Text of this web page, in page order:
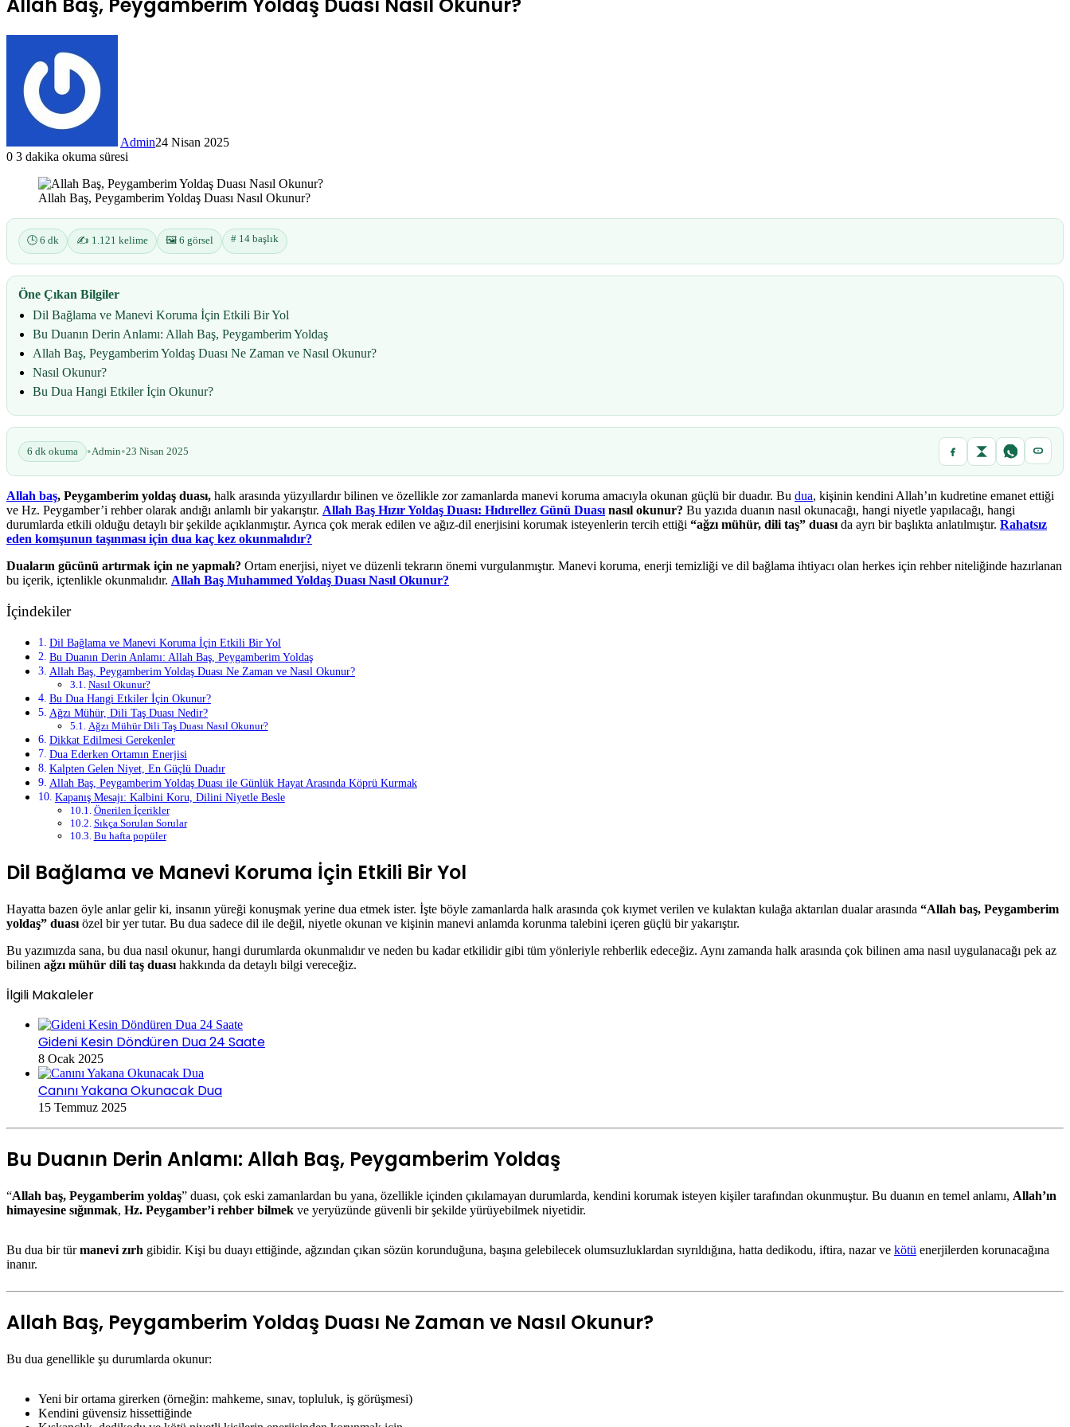
Admin24 Nisan 2025
0 3 dakika okuma süresi
Allah Baş, Peygamberim Yoldaş Duası Nasıl Okunur?
🕒 6 dk ✍️ 1.121 kelime 🖼️ 6 görsel # 14 başlık
Öne Çıkan Bilgiler
Dil Bağlama ve Manevi Koruma İçin Etkili Bir Yol
Bu Duanın Derin Anlamı: Allah Baş, Peygamberim Yoldaş
Allah Baş, Peygamberim Yoldaş Duası Ne Zaman ve Nasıl Okunur?
Nasıl Okunur?
Bu Dua Hangi Etkiler İçin Okunur?
6 dk okuma •Admin•23 Nisan 2025
Allah baş, Peygamberim yoldaş duası, halk arasında yüzyıllardır bilinen ve özellikle zor zamanlarda manevi koruma amacıyla okunan güçlü bir duadır. Bu dua, kişinin kendini Allah’ın kudretine emanet ettiği
ve Hz. Peygamber’i rehber olarak andığı anlamlı bir yakarıştır. Allah Baş Hızır Yoldaş Duası: Hıdırellez Günü Duası nasıl okunur? Bu yazıda duanın nasıl okunacağı, hangi niyetle yapılacağı, hangi
durumlarda etkili olduğu detaylı bir şekilde açıklanmıştır. Ayrıca çok merak edilen ve ağız-dil enerjisini korumak isteyenlerin tercih ettiği “ağzı mühür, dili taş” duası da ayrı bir başlıkta anlatılmıştır. Rahatsız
eden komşunun taşınması için dua kaç kez okunmalıdır?
Duaların gücünü artırmak için ne yapmalı? Ortam enerjisi, niyet ve düzenli tekrarın önemi vurgulanmıştır. Manevi koruma, enerji temizliği ve dil bağlama ihtiyacı olan herkes için rehber niteliğinde hazırlanan
bu içerik, içtenlikle okunmalıdır. Allah Baş Muhammed Yoldaş Duası Nasıl Okunur?
İçindekiler
Dil Bağlama ve Manevi Koruma İçin Etkili Bir Yol
Bu Duanın Derin Anlamı: Allah Baş, Peygamberim Yoldaş
Allah Baş, Peygamberim Yoldaş Duası Ne Zaman ve Nasıl Okunur?
Nasıl Okunur?
Bu Dua Hangi Etkiler İçin Okunur?
Ağzı Mühür, Dili Taş Duası Nedir?
Ağzı Mühür Dili Taş Duası Nasıl Okunur?
Dikkat Edilmesi Gerekenler
Dua Ederken Ortamın Enerjisi
Kalpten Gelen Niyet, En Güçlü Duadır
Allah Baş, Peygamberim Yoldaş Duası ile Günlük Hayat Arasında Köprü Kurmak
Kapanış Mesajı: Kalbini Koru, Dilini Niyetle Besle
Önerilen İçerikler
Sıkça Sorulan Sorular
Bu hafta popüler
Dil Bağlama ve Manevi Koruma İçin Etkili Bir Yol
Hayatta bazen öyle anlar gelir ki, insanın yüreği konuşmak yerine dua etmek ister. İşte böyle zamanlarda halk arasında çok kıymet verilen ve kulaktan kulağa aktarılan dualar arasında “Allah baş, Peygamberim
yoldaş” duası özel bir yer tutar. Bu dua sadece dil ile değil, niyetle okunan ve kişinin manevi anlamda korunma talebini içeren güçlü bir yakarıştır.
Bu yazımızda sana, bu dua nasıl okunur, hangi durumlarda okunmalıdır ve neden bu kadar etkilidir gibi tüm yönleriyle rehberlik edeceğiz. Aynı zamanda halk arasında çok bilinen ama nasıl uygulanacağı pek az
bilinen ağzı mühür dili taş duası hakkında da detaylı bilgi vereceğiz.
İlgili Makaleler
Gideni Kesin Döndüren Dua 24 Saate
8 Ocak 2025
Canını Yakana Okunacak Dua
15 Temmuz 2025
Bu Duanın Derin Anlamı: Allah Baş, Peygamberim Yoldaş
“Allah baş, Peygamberim yoldaş” duası, çok eski zamanlardan bu yana, özellikle içinden çıkılamayan durumlarda, kendini korumak isteyen kişiler tarafından okunmuştur. Bu duanın en temel anlamı, Allah’ın
himayesine sığınmak, Hz. Peygamber’i rehber bilmek ve yeryüzünde güvenli bir şekilde yürüyebilmek niyetidir.
Bu dua bir türmanevi zırh gibidir. Kişi bu duayı ettiğinde, ağzından çıkan sözün korunduğuna, başına gelebilecek olumsuzluklardan sıyrıldığına, hatta dedikodu, iftira, nazar ve kötü enerjilerden korunacağına
inanır.
Allah Baş, Peygamberim Yoldaş Duası Ne Zaman ve Nasıl Okunur?
Bu dua genellikle şu durumlarda okunur:
Yeni bir ortama girerken (örneğin: mahkeme, sınav, topluluk, iş görüşmesi)
Kendini güvensiz hissettiğinde